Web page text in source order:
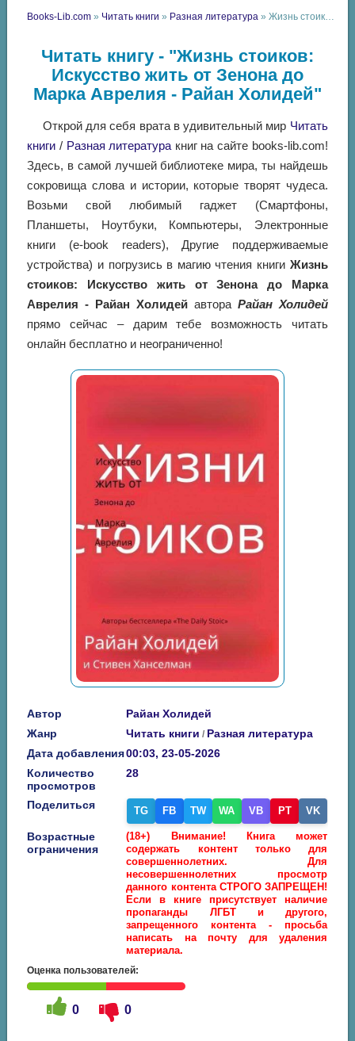
Books-Lib.com » Читать книги » Разная литература » Жизнь стоиков: Искусство жить от Зенона до Марка Аврелия - Райан Холидей
Читать книгу - "Жизнь стоиков:
Искусство жить от Зенона до
Марка Аврелия - Райан Холидей"
Открой для себя врата в удивительный мир Читать
книги / Разная литература книг на сайте books-lib.com!
Здесь, в самой лучшей библиотеке мира, ты найдешь
сокровища слова и истории, которые творят чудеса.
Возьми свой любимый гаджет (Смартфоны,
Планшеты, Ноутбуки, Компьютеры, Электронные
книги (e-book readers), Другие поддерживаемые
устройства) и погрузись в магию чтения книги Жизнь
стоиков: Искусство жить от Зенона до Марка
Аврелия - Райан Холидей автора Райан Холидей
прямо сейчас – дарим тебе возможность читать
онлайн бесплатно и неограниченно!
Автор
Райан Холидей
Жанр
Читать книги / Разная литература
Дата добавления00:03, 23-05-2026
Количество
просмотров
28
Поделиться TG FB TW WA VB PT VK
Возрастные
ограничения
(18+) Внимание! Книга может
содержать контент только для
совершеннолетних. Для
несовершеннолетних просмотр
данного контента СТРОГО ЗАПРЕЩЕН!
Если в книге присутствует наличие
пропаганды ЛГБТ и другого,
запрещенного контента - просьба
написать на почту для удаления
материала.
Оценка пользователей:
0 0